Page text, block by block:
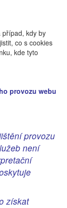
případ, kdy by
co s cookies
kde tyto
provozu webu
provozu
není
získat